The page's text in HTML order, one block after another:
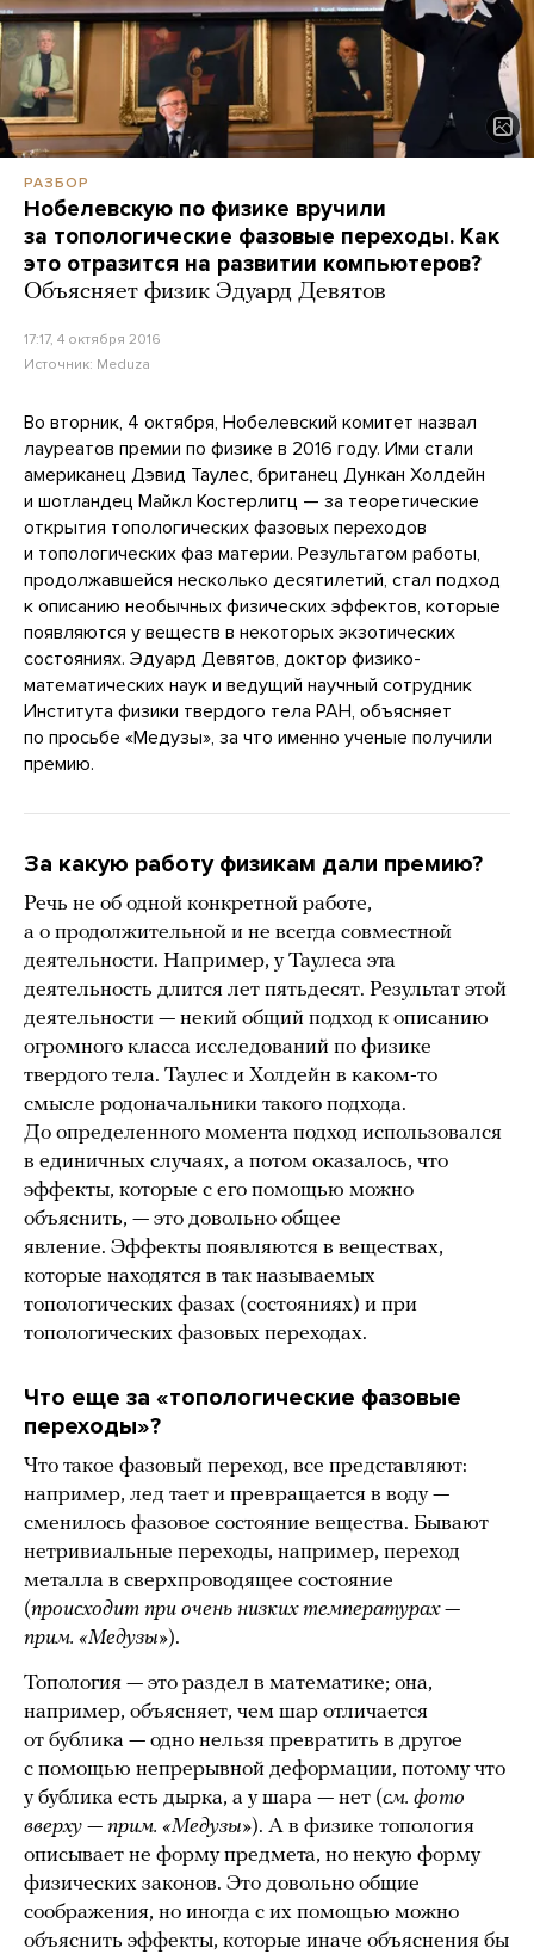
РАЗБОР
Нобелевскую по физике вручили
за топологические фазовые переходы. Как
это отразится на развитии компьютеров?
Объясняет физик Эдуард Девятов
17:17, 4 октября 2016
Источник: Meduza
Во вторник, 4 октября, Нобелевский комитет назвал
лауреатов премии по физике в 2016 году. Ими стали
американец Дэвид Таулес, британец Дункан Холдейн
и шотландец Майкл Костерлитц — за теоретические
открытия топологических фазовых переходов
и топологических фаз материи. Результатом работы,
продолжавшейся несколько десятилетий, стал подход
к описанию необычных физических эффектов, которые
появляются у веществ в некоторых экзотических
состояниях. Эдуард Девятов, доктор физико-
математических наук и ведущий научный сотрудник
Института физики твердого тела РАН, объясняет
по просьбе «Медузы», за что именно ученые получили
премию.
За какую работу физикам дали премию?
Речь не об одной конкретной работе,
а о продолжительной и не всегда совместной
деятельности. Например, у Таулеса эта
деятельность длится лет пятьдесят. Результат этой
деятельности — некий общий подход к описанию
огромного класса исследований по физике
твердого тела. Таулес и Холдейн в каком-то
смысле родоначальники такого подхода.
До определенного момента подход использовался
в единичных случаях, а потом оказалось, что
эффекты, которые с его помощью можно
объяснить, — это довольно общее
явление. Эффекты появляются в веществах,
которые находятся в так называемых
топологических фазах (состояниях) и при
топологических фазовых переходах.
Что еще за «топологические фазовые
переходы»?
Что такое фазовый переход, все представляют:
например, лед тает и превращается в воду —
сменилось фазовое состояние вещества. Бывают
нетривиальные переходы, например, переход
металла в сверхпроводящее состояние
(происходит при очень низких температурах —
прим. «Медузы»).
Топология — это раздел в математике; она,
например, объясняет, чем шар отличается
от бублика — одно нельзя превратить в другое
с помощью непрерывной деформации, потому что
у бублика есть дырка, а у шара — нет (см. фото
вверху — прим. «Медузы»). А в физике топология
описывает не форму предмета, но некую форму
физических законов. Это довольно общие
соображения, но иногда с их помощью можно
объяснить эффекты, которые иначе объяснения бы